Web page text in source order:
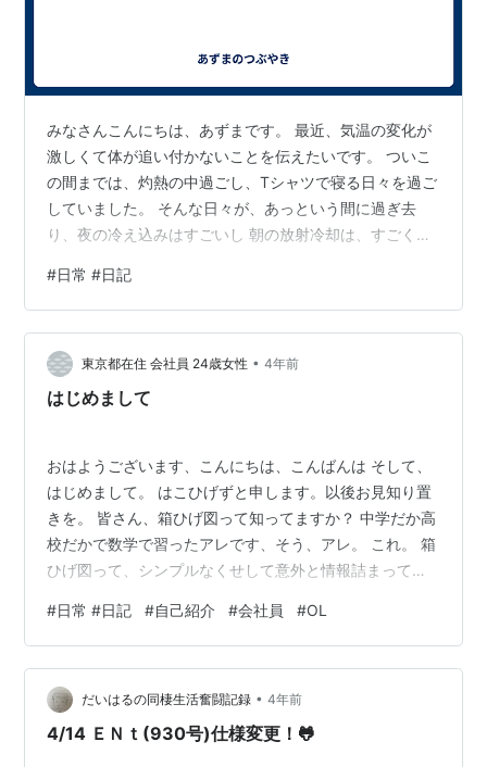
みなさんこんにちは、あずまです。 最近、気温の変化が
激しくて体が追い付かないことを伝えたいです。 ついこ
の間までは、灼熱の中過ごし、Tシャツで寝る日々を過ご
していました。 そんな日々が、あっという間に過ぎ去
り、夜の冷え込みはすごいし 朝の放射冷却は、すごく
です。 みなさんは、どうですか？ 気温の変化に対応でき
てますか？ ちなみに私は、まったくできておりません。
対応できず、そのストレスで砂糖の海で泳いでる夢を毎
日みて 日々うなされています。 これからは、夏本番にむ
けて、塩の海で泳いでる夢をみるよう頑張ります。
#日常 #日記
東京都在住 会社員 24歳女性 • 4年前
はじめまして
おはようございます、こんにちは、こんばんは そして、
はじめまして。 はこひげずと申します。以後お見知り置
きを。 皆さん、箱ひげ図って知ってますか？ 中学だか高
校だかで数学で習ったアレです、そう、アレ。 これ。 箱
ひげ図って、シンプルなくせして意外と情報詰まってて
平均値。あと何かあったっけ？ シンプルかつ中身のある
人間になりたいな〜と思ってつけた名前 っていうわけで
は全くなく、単純に響きが可愛いからつけたんですけ
ど。 後付けでかっこいい理由考えたら、本当にそんな人
間になりたい気がしてきました。 そしてブログのタイト
#日常 #日記 #自己紹介 #会社員 #OL
だいはるの同棲生活奮闘記録 • 4年前
4/14 ＥＮｔ(930号)仕様変更！🐸